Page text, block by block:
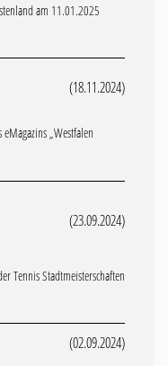
am 11.01.2025
(18.11.2024)
„Westfalen
(23.09.2024)
Tennis Stadtmeisterschaften
(02.09.2024)